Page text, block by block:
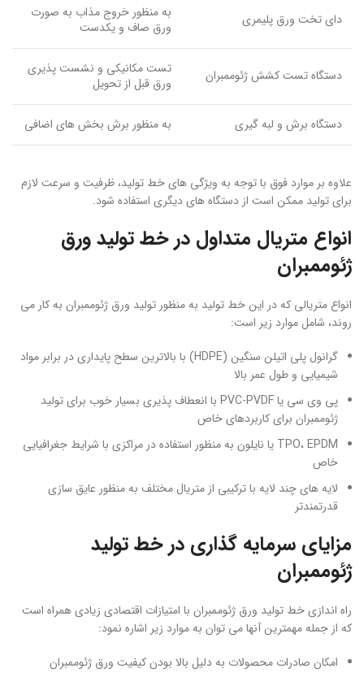
دای تخت ورق پلیمری
به منظور خروج مذاب به صورت
ورق صاف و یکدست
دستگاه تست کشش ژئوممبران
تست مکانیکی و نشست پذیری
ورق قبل از تحویل
دستگاه برش و لبه گیری به منظور برش بخش های اضافی
علاوه بر موارد فوق با توجه به ویژگی های خط تولید، ظرفیت و سرعت لازم
برای تولید ممکن است از دستگاه های دیگری استفاده شود.
انواع متریال متداول در خط تولید ورق
ژئوممبران
انواع متریالی که در این خط تولید به منظور تولید ورق ژئوممبران به کار می
روند، شامل موارد زیر است:
گرانول پلی اتیلن سنگین (HDPE) با بالاترین سطح پایداری در برابر مواد
شیمیایی و طول عمر بالا
پی وی سی یا PVC-PVDF با انعطاف پذیری بسیار خوب برای تولید
ژئوممبران برای کاربردهای خاص
TPO، EPDM یا نایلون به منظور استفاده در مراکزی با شرایط جغرافیایی
خاص
لایه های چند لایه با ترکیبی از متریال مختلف به منظور عایق سازی
قدرتمندتر
مزایای سرمایه گذاری در خط تولید
ژئوممبران
راه اندازی خط تولید ورق ژئوممبران با امتیازات اقتصادی زیادی همراه است
که از جمله مهمترین آنها می توان به موارد زیر اشاره نمود:
امکان صادرات محصولات به دلیل بالا بودن کیفیت ورق ژئوممبران